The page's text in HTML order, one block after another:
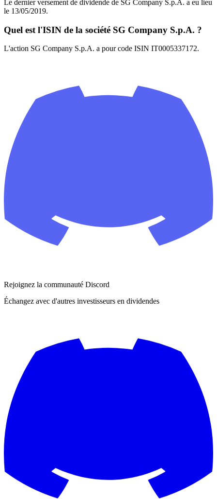
Le dernier versement de dividende de SG Company S.p.A. a eu lieu
le 13/05/2019.
Quel est l'ISIN de la société SG Company S.p.A. ?
L'action SG Company S.p.A. a pour code ISIN IT0005337172.
Rejoignez la communauté Discord
Échangez avec d'autres investisseurs en dividendes